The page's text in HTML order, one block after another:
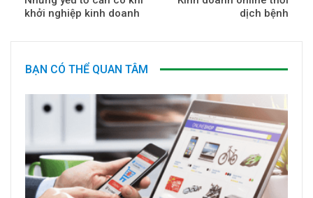
khởi nghiệp kinh doanh
dịch bệnh
BẠN CÓ THỂ QUAN TÂM